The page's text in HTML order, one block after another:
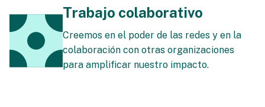
Trabajo colaborativo
Creemos en el poder de las redes y en la
colaboración con otras organizaciones
para amplificar nuestro impacto.